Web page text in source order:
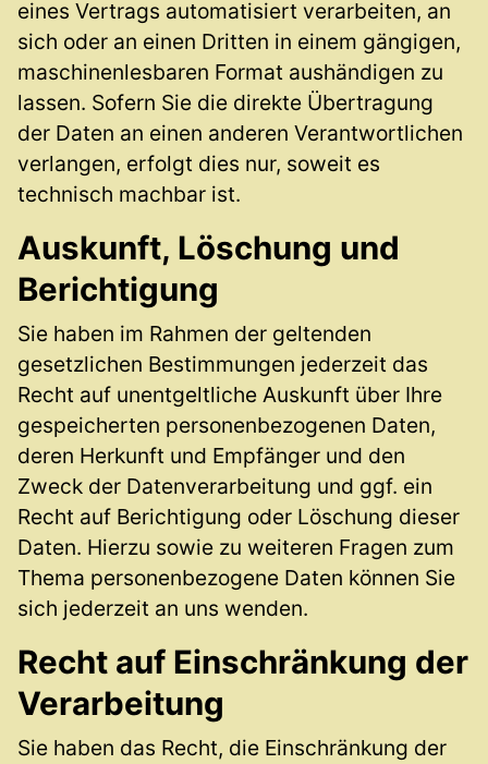
eines Vertrags automatisiert verarbeiten, an
sich oder an einen Dritten in einem gängigen,
maschinenlesbaren Format aushändigen zu
lassen. Sofern Sie die direkte Übertragung
der Daten an einen anderen Verantwortlichen
verlangen, erfolgt dies nur, soweit es
technisch machbar ist.
Auskunft, Löschung und
Berichtigung
Sie haben im Rahmen der geltenden
gesetzlichen Bestimmungen jederzeit das
Recht auf unentgeltliche Auskunft über Ihre
gespeicherten personenbezogenen Daten,
deren Herkunft und Empfänger und den
Zweck der Datenverarbeitung und ggf. ein
Recht auf Berichtigung oder Löschung dieser
Daten. Hierzu sowie zu weiteren Fragen zum
Thema personenbezogene Daten können Sie
sich jederzeit an uns wenden.
Recht auf Einschränkung der
Verarbeitung
Sie haben das Recht, die Einschränkung der